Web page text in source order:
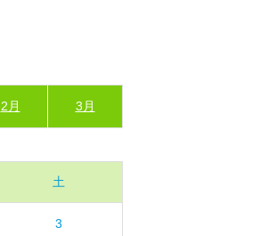
2月 3月
土
3